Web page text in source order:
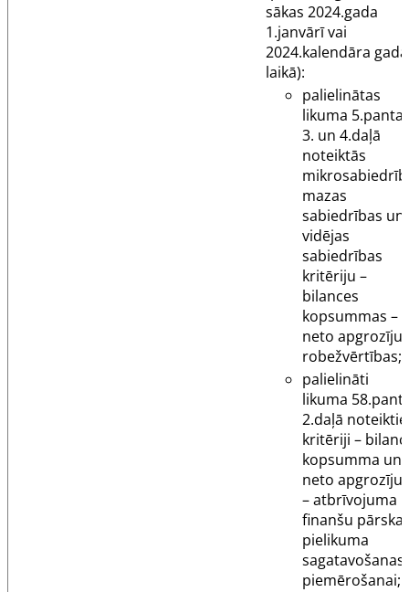
sākas 2024.gada
1.janvārī vai
2024.kalendāra gada
laikā):
palielinātas
likuma 5.panta
3. un 4.daļā
noteiktās
mazas
sabiedrības un
vidējas
sabiedrības
kritēriju –
bilances
kopsummas –
neto
robežvērtības;
palielināti
likuma
2.daļā noteiktie
kritēriji –
kopsumma un
neto
– atbrīvojuma
finanšu
pielikuma
sagatavošanas
piemērošanai;